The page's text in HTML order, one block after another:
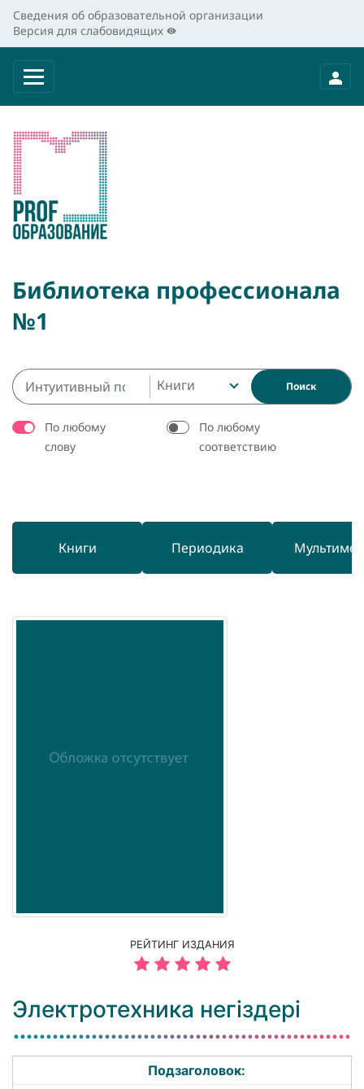
Сведения об образовательной организации
Версия для слабовидящих
Библиотека профессионала
№1
Книги Поиск
По любому
слову
По любому
соответствию
Книги Периодика
РЕЙТИНГ ИЗДАНИЯ
Электротехника негіздері
Подзаголовок: